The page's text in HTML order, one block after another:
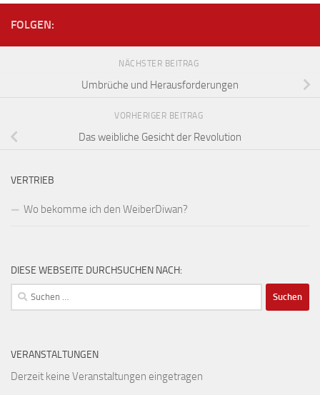
FOLGEN:
NÄCHSTER BEITRAG
Umbrüche und Herausforderungen
VORHERIGER BEITRAG
Das weibliche Gesicht der Revolution
VERTRIEB
Wo bekomme ich den WeiberDiwan?
DIESE WEBSEITE DURCHSUCHEN NACH:
Suchen
nach:
VERANSTALTUNGEN
Derzeit keine Veranstaltungen eingetragen